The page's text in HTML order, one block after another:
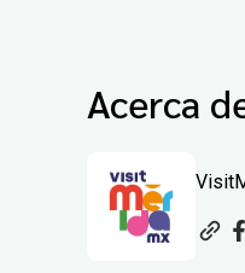
Acerca